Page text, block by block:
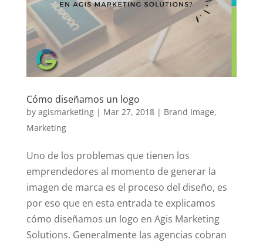
Cómo diseñamos un logo
by agismarketing| Mar 27, 2018| Brand Image,
Marketing
Uno de los problemas que tienen los
emprendedores al momento de generar la
imagen de marca es el proceso del diseño, es
por eso que en esta entrada te explicamos
cómo diseñamos un logo en Agis Marketing
Solutions. Generalmente las agencias cobran